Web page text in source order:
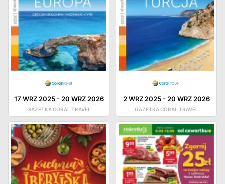
17 WRZ 2025- 20 WRZ 2026
GAZETKA CORAL TRAVEL
2 WRZ 2025- 20 WRZ 2026
GAZETKA CORAL TRAVEL